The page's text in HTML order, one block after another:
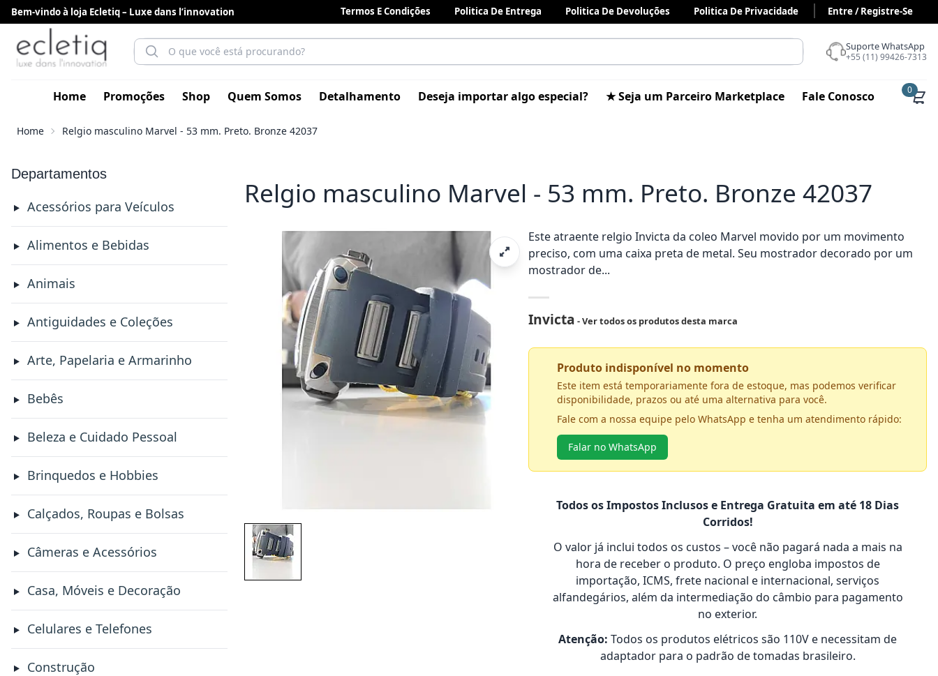
Bem-vindo à loja Ecletiq – Luxe dans l’innovation Termos E Condições Politica De Entrega Politica De Devoluções Politica De Privacidade Entre / Registre-Se
Suporte WhatsApp
+55 (11) 99426-7313
Home Promoções Shop Quem Somos Detalhamento Deseja importar algo especial? ★ Seja um Parceiro Marketplace Fale Conosco 0
Home Relgio masculino Marvel - 53 mm. Preto. Bronze 42037
Departamentos
Acessórios para Veículos
Alimentos e Bebidas
Animais
Antiguidades e Coleções
Arte, Papelaria e Armarinho
Bebês
Beleza e Cuidado Pessoal
Brinquedos e Hobbies
Calçados, Roupas e Bolsas
Câmeras e Acessórios
Casa, Móveis e Decoração
Celulares e Telefones
Construção
Relgio masculino Marvel - 53 mm. Preto. Bronze 42037
Este atraente relgio Invicta da coleo Marvel movido por um movimento
preciso, com uma caixa preta de metal. Seu mostrador decorado por um
mostrador de...
Invicta - Ver todos os produtos desta marca
Produto indisponível no momento
Este item está temporariamente fora de estoque, mas podemos verificar
disponibilidade, prazos ou até uma alternativa para você.
Fale com a nossa equipe pelo WhatsApp e tenha um atendimento rápido:
Falar no WhatsApp
Todos os Impostos Inclusos e Entrega Gratuita em até 18 Dias
Corridos!
O valor já inclui todos os custos – você não pagará nada a mais na
hora de receber o produto. O preço engloba impostos de
importação, ICMS, frete nacional e internacional, serviços
alfandegários, além da intermediação do câmbio para pagamento
no exterior.
Atenção: Todos os produtos elétricos são 110V e necessitam de
adaptador para o padrão de tomadas brasileiro.